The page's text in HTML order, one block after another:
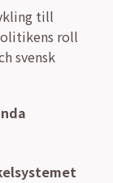
till
roll
svensk